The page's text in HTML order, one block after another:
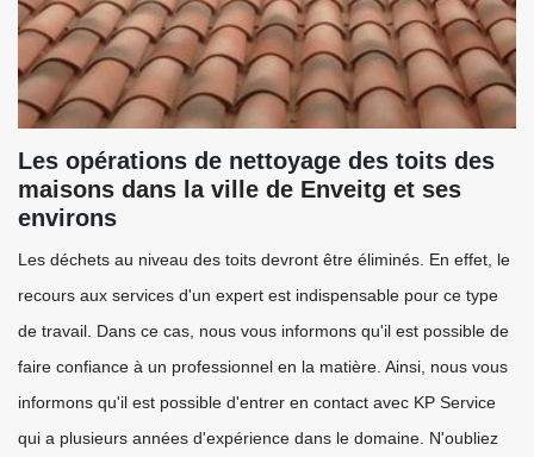
Les opérations de nettoyage des toits des
maisons dans la ville de Enveitg et ses
environs
Les déchets au niveau des toits devront être éliminés. En effet, le
recours aux services d'un expert est indispensable pour ce type
de travail. Dans ce cas, nous vous informons qu'il est possible de
faire confiance à un professionnel en la matière. Ainsi, nous vous
informons qu'il est possible d'entrer en contact avec KP Service
qui a plusieurs années d'expérience dans le domaine. N'oubliez